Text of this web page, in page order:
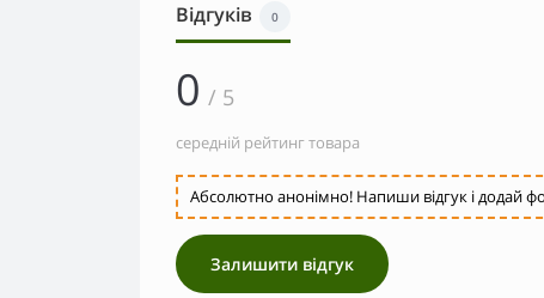
Відгуків 0
0 / 5
середній рейтинг товара
Абсолютно анонімно! Напиши відгук і додай
Залишити відгук